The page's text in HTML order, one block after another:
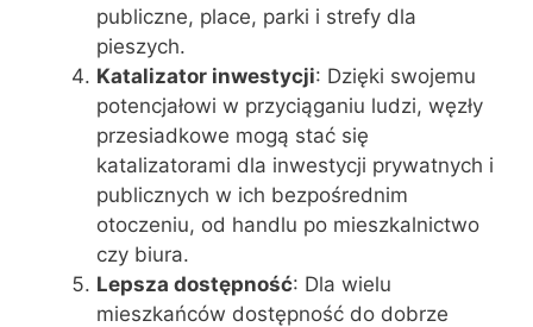
publiczne, place, parki i strefy dla
pieszych.
Katalizator inwestycji: Dzięki swojemu
potencjałowi w przyciąganiu ludzi, węzły
przesiadkowe mogą stać się
katalizatorami dla inwestycji prywatnych i
publicznych w ich bezpośrednim
otoczeniu, od handlu po mieszkalnictwo
czy biura.
Lepsza dostępność: Dla wielu
mieszkańców dostępność do dobrze